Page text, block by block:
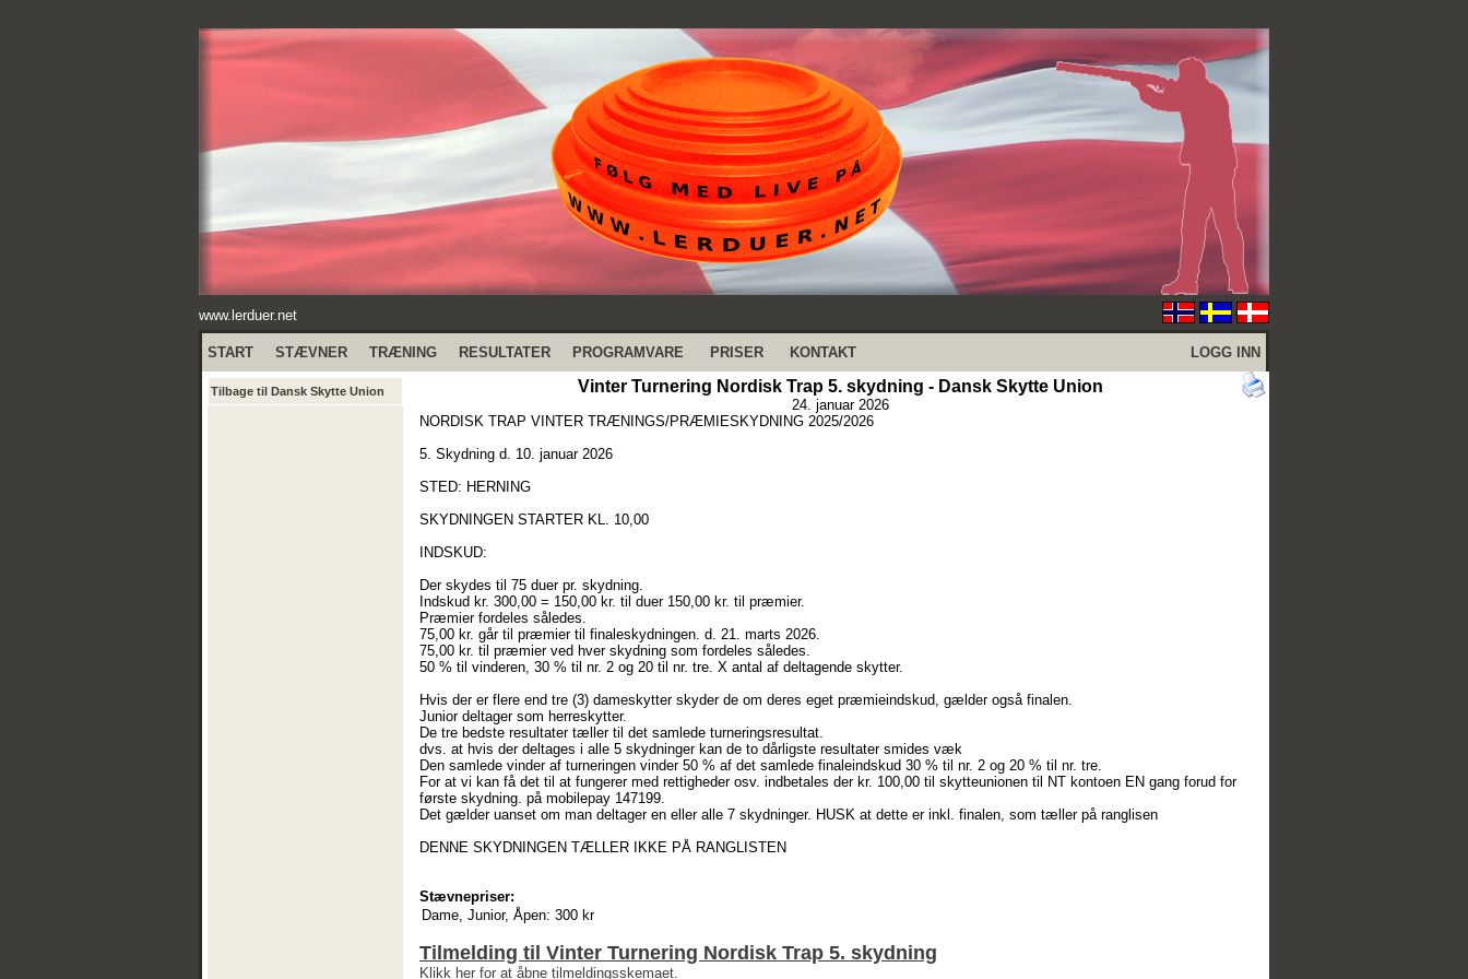
www.lerduer.net
START STÆVNER TRÆNING RESULTATER PROGRAMVARE PRISER KONTAKT LOGG INN
Tilbage til Dansk Skytte Union Vinter Turnering Nordisk Trap 5. skydning - Dansk Skytte Union
24. januar 2026
NORDISK TRAP VINTER TRÆNINGS/PRÆMIESKYDNING 2025/2026
5. Skydning d. 10. januar 2026
STED: HERNING
SKYDNINGEN STARTER KL. 10,00
INDSKUD:
Der skydes til 75 duer pr. skydning.
Indskud kr. 300,00 = 150,00 kr. til duer 150,00 kr. til præmier.
Præmier fordeles således.
75,00 kr. går til præmier til finaleskydningen. d. 21. marts 2026.
75,00 kr. til præmier ved hver skydning som fordeles således.
50 % til vinderen, 30 % til nr. 2 og 20 til nr. tre. X antal af deltagende skytter.
Hvis der er flere end tre (3) dameskytter skyder de om deres eget præmieindskud, gælder også finalen.
Junior deltager som herreskytter.
De tre bedste resultater tæller til det samlede turneringsresultat.
dvs. at hvis der deltages i alle 5 skydninger kan de to dårligste resultater smides væk
Den samlede vinder af turneringen vinder 50 % af det samlede finaleindskud 30 % til nr. 2 og 20 % til nr. tre.
For at vi kan få det til at fungerer med rettigheder osv. indbetales der kr. 100,00 til skytteunionen til NT kontoen EN gang forud for
første skydning. på mobilepay 147199.
Det gælder uanset om man deltager en eller alle 7 skydninger. HUSK at dette er inkl. finalen, som tæller på ranglisen
DENNE SKYDNINGEN TÆLLER IKKE PÅ RANGLISTEN
Stævnepriser:
Dame, Junior, Åpen: 300 kr
Tilmelding til Vinter Turnering Nordisk Trap 5. skydning
Klikk her for at åbne tilmeldingsskemaet.